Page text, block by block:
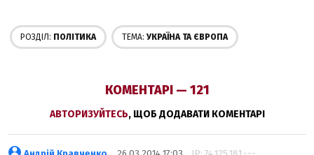
РОЗДІЛ: ПОЛІТИКА ТЕМА: УКРАЇНА ТА ЄВРОПА
КОМЕНТАРІ — 121
АВТОРИЗУЙТЕСЬ, ЩОБ ДОДАВАТИ КОМЕНТАРІ